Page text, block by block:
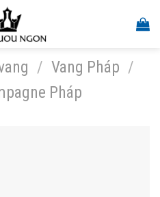
/ Vang Pháp /
Pháp